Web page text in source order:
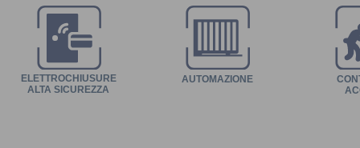
ELETTROCHIUSURE
ALTA SICUREZZA
AUTOMAZIONE